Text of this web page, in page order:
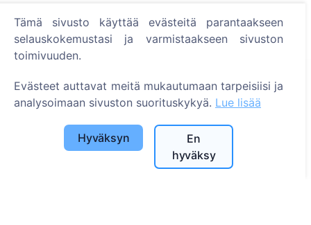
Tietoa
Usein kysytyt kysymykset
Tapahtumat
Tämä sivusto käyttää evästeitä parantaakseen
selauskokemustasi ja varmistaakseen sivuston
toimivuuden.
Evästeet auttavat meitä mukautumaan tarpeisiisi ja
analysoimaan sivuston suorituskykyä. Lue lisää
Hyväksyn
En
hyväksy